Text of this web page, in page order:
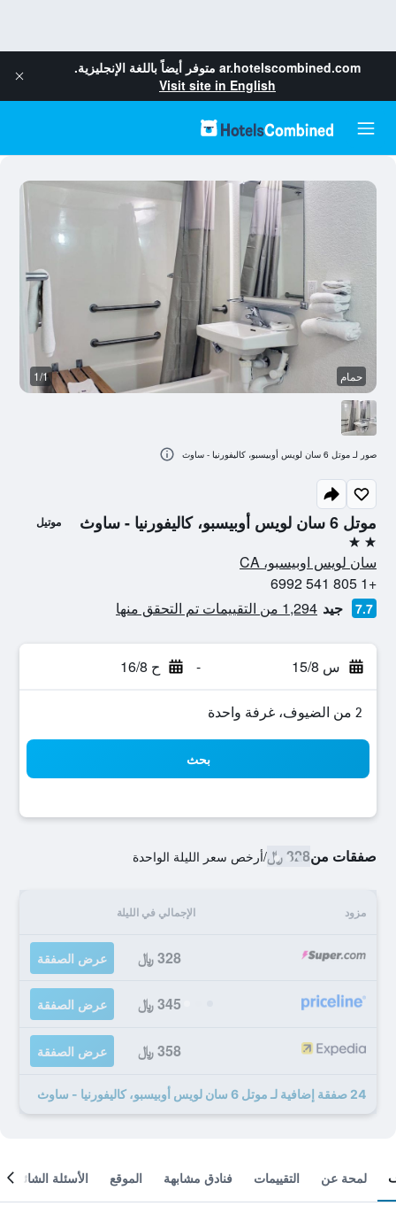
ar.hotelscombined.com متوفر أيضاً باللغة الإنجليزية.
Visit site in English
موتل 6 سان لويس أوبيسبو، كاليفورنيا - ساوث موتيل
2 نجمتين
سان لويس اوبيسبو، CA
+1 805 541 6992
7.7 جيد 1,294 من التقييمات تم التحقق منها
س 15/8 - ح 16/8
2 من الضيوف، غرفة واحدة
بحث
صفقات من328 ﷼ /أرخص سعر الليلة الواحدة
مزود الإجمالي في الليلة
328 ﷼ عرض الصفقة
345 ﷼ عرض الصفقة
358 ﷼ عرض الصفقة
24 صفقة إضافية لـ موتل 6 سان لويس أوبيسبو، كاليفورنيا - ساوث
حمام 1/1
صور لـ موتل 6 سان لويس أوبيسبو، كاليفورنيا - ساوث
لمحة عن التقييمات فنادق مشابهة الموقع الأسئلة الشائعة